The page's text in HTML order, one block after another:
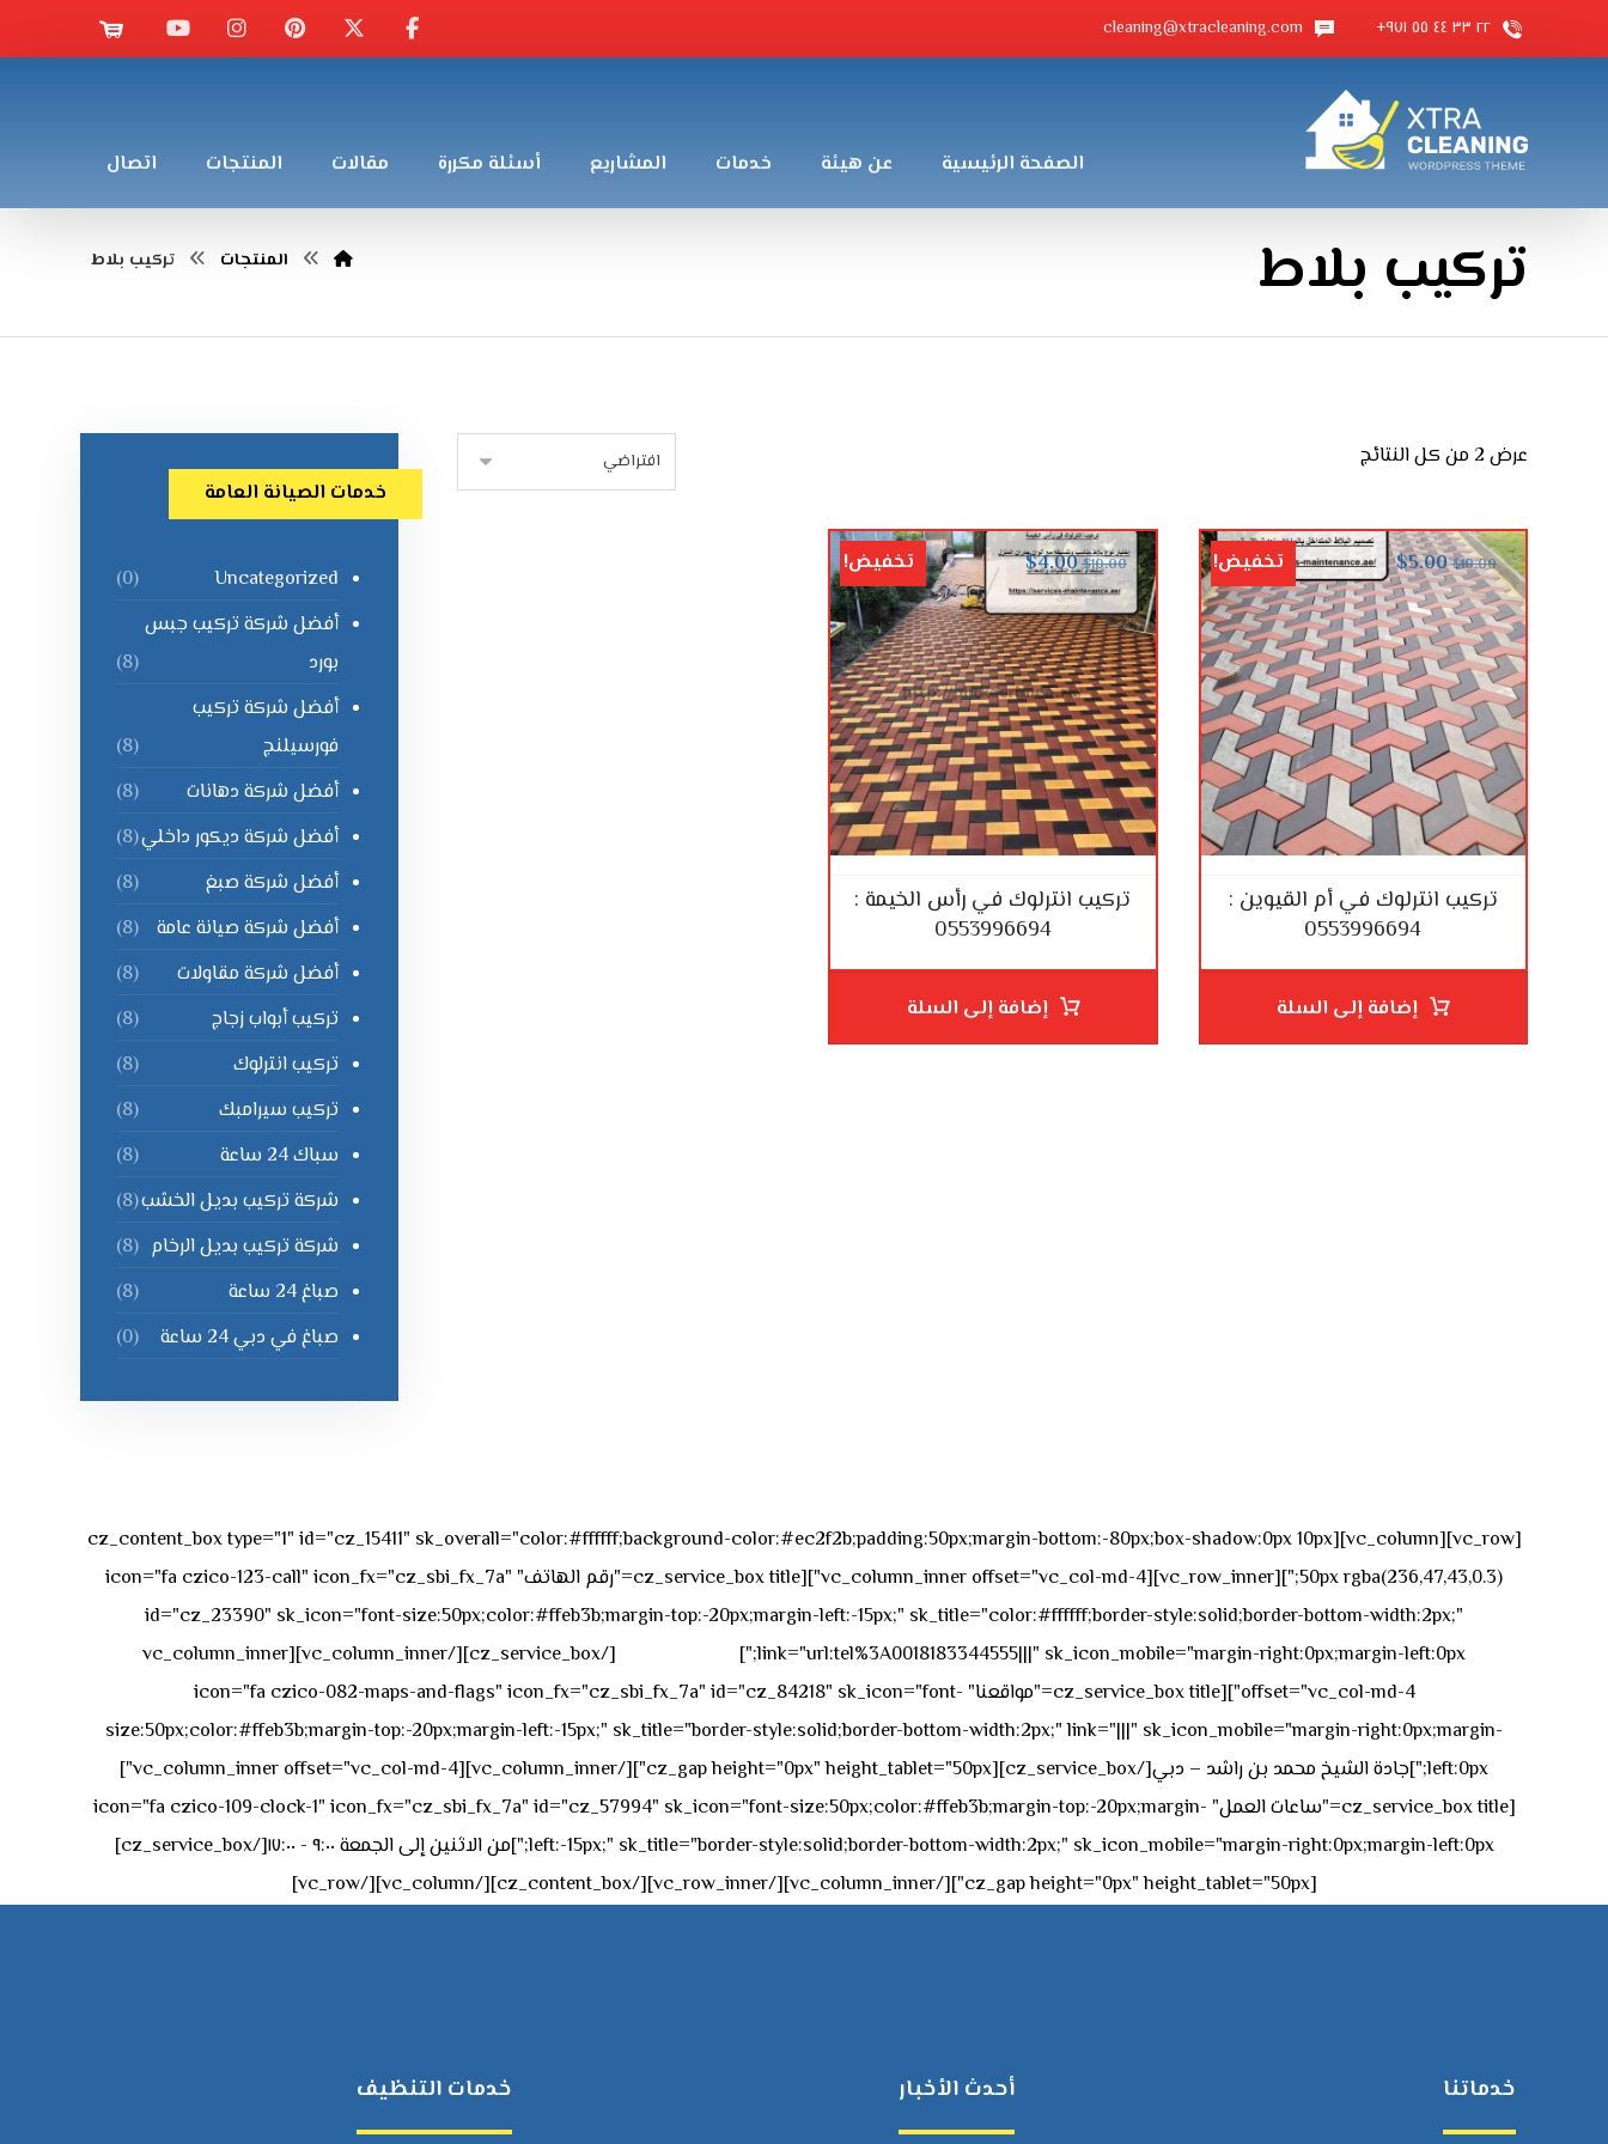
٢٢ ٣٣ ٤٤ ٥٥ ٩٧١+ cleaning@xtracleaning.com
الصفحة الرئيسية عن هيئة خدمات المشاريع أسئلة مكررة مقالات المنتجات اتصال
تركيب بلاط المنتجات تركيب بلاط
عرض ⁦2⁩ من كل النتائج
تركيب انترلوك في أم القيوين :
0553996694
$10.00
$5.00 تخفيض!
إضافة إلى السلة
تركيب انترلوك في رأس الخيمة :
0553996694
$10.00
$4.00 تخفيض!
إضافة إلى السلة
خدمات الصيانة العامة
Uncategorized
(0)
أفضل شركة تركيب جبس
بورد
(8)
أفضل شركة تركيب
فورسيلنج
(8)
أفضل شركة دهانات
(8)
أفضل شركة ديكور داخلي(8)
أفضل شركة صبغ
(8)
أفضل شركة صيانة عامة
(8)
أفضل شركة مقاولات
(8)
تركيب أبواب زجاج
(8)
تركيب انترلوك
(8)
تركيب سيرامبك
(8)
سباك 24 ساعة
(8)
شركة تركيب بديل الخشب(8)
شركة تركيب بديل الرخام (8)
صباغ 24 ساعة
(8)
صباغ في دبي 24 ساعة
(0)
[vc_row][vc_column][cz_content_box type="1" id="cz_15411" sk_overall="color:#ffffff;background-color:#ec2f2b;padding:50px;margin-bottom:-80px;box-shadow:0px 10px
50px rgba(236,47,43,0.3);"][vc_row_inner][vc_column_inner offset="vc_col-md-4"][cz_service_box title="رقم الهاتف" icon="fa czico-123-call" icon_fx="cz_sbi_fx_7a"
id="cz_23390" sk_icon="font-size:50px;color:#ffeb3b;margin-top:-20px;margin-left:-15px;" sk_title="color:#ffffff;border-style:solid;border-bottom-width:2px;"
link="url:tel%3A0018183344555|||" sk_icon_mobile="margin-right:0px;margin-left:0px;"]
[/cz_service_box][/vc_column_inner][vc_column_inner
offset="vc_col-md-4"][cz_service_box title="مواقعنا" icon="fa czico-082-maps-and-flags" icon_fx="cz_sbi_fx_7a" id="cz_84218" sk_icon="font-
size:50px;color:#ffeb3b;margin-top:-20px;margin-left:-15px;" sk_title="border-style:solid;border-bottom-width:2px;" link="|||" sk_icon_mobile="margin-right:0px;margin-
left:0px;"]جادة الشيخ محمد بن راشد – دبي[/cz_service_box][cz_gap height="0px" height_tablet="50px"][/vc_column_inner][vc_column_inner offset="vc_col-md-4"]
[cz_service_box title="ساعات العمل" icon="fa czico-109-clock-1" icon_fx="cz_sbi_fx_7a" id="cz_57994" sk_icon="font-size:50px;color:#ffeb3b;margin-top:-20px;margin-
left:-15px;" sk_title="border-style:solid;border-bottom-width:2px;" sk_icon_mobile="margin-right:0px;margin-left:0px;"]من الاثنين إلى الجمعة ٩:٠٠ - ١٧:٠٠[/cz_service_box]
[cz_gap height="0px" height_tablet="50px"][/vc_column_inner][/vc_row_inner][/cz_content_box][/vc_column][/vc_row]
خدماتنا أحدث الأخبار خدمات التنظيف